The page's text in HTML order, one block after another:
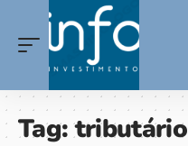
Tag:tributário